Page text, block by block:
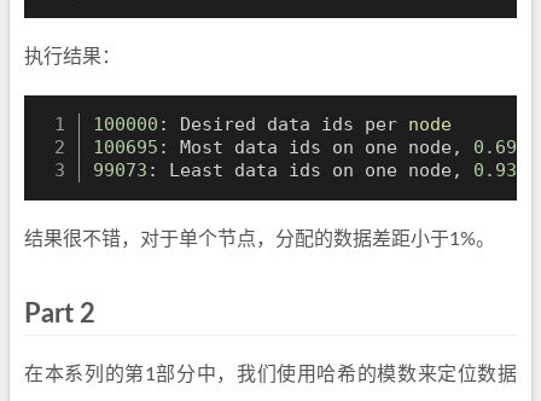
执行结果：
100000 : Desired data ids per node
100695 : Most data ids on one node, 0.69
99073 : Least data ids on one node, 0.93
结果很不错，对于单个节点，分配的数据差距小于1%。
Part 2
在本系列的第1部分中，我们使用哈希的模数来定位数据